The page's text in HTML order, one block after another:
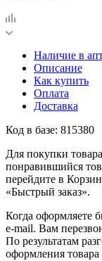
Наличие в
Описание
Как купить
Оплата
Доставка
Код в базе: 815380
Для покупки
понравившийся
перейдите в
«Быстрый заказ».
Когда оформляете
e-mail. Вам
По результатам
оформления товара